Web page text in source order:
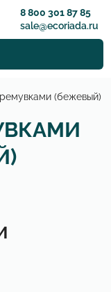
8 800 301 87 85
sale@ecoriada.ru
(бежевый)